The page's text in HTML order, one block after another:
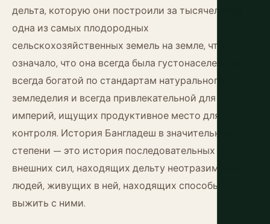
дельта, которую они построили за тысячелетия, —
одна из самых плодородных
сельскохозяйственных земель на земле, что
означало, что она всегда была густонаселенной,
всегда богатой по стандартам натурального
земледелия и всегда привлекательной для
империй, ищущих продуктивное место для
контроля. История Бангладеш в значительной
степени — это история последовательных
внешних сил, находящих дельту неотразимой, и
людей, живущих в ней, находящих способы
выжить с ними.